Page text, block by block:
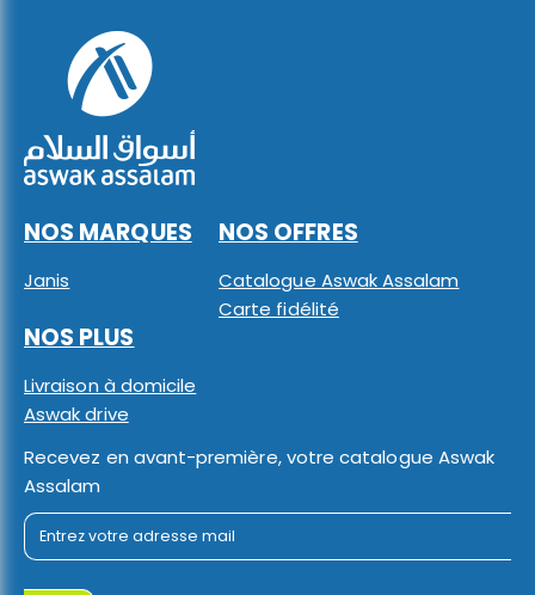
NOS MARQUES
Janis
NOS OFFRES
Catalogue Aswak Assalam
Carte fidélité
NOS PLUS
Livraison à domicile
Aswak drive
Recevez en avant-première, votre catalogue Aswak
Assalam